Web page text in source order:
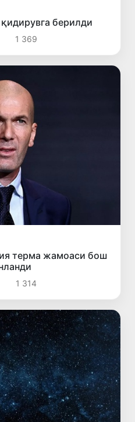
берилди
1 369
терма жамоаси бош
1 314